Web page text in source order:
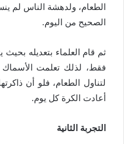
الطعام، ولدهشة الناس لم
الصحيح من اليوم.
ثم قام العلماء بتعديله
فقط، لذلك تعلمت
لتناول الطعام، فلو أن
أعادت الكرة كل يوم.
التجربة الثانية